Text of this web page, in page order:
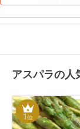
アスパラの人
1位